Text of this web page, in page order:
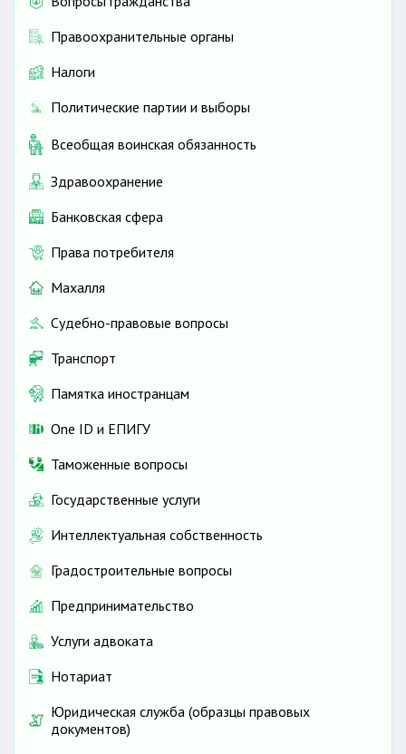
Правоохранительные органы
Налоги
Политические партии и выборы
Всеобщая воинская обязанность
Здравоохранение
Банковская сфера
Права потребителя
Махалля
Судебно-правовые вопросы
Транспорт
Памятка иностранцам
One ID и ЕПИГУ
Таможенные вопросы
Государственные услуги
Интеллектуальная собственность
Градостроительные вопросы
Предпринимательство
Услуги адвоката
Нотариат
Юридическая служба (образцы правовых
документов)